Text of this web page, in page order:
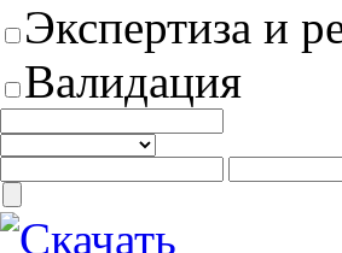
Экспертиза и
Валидация